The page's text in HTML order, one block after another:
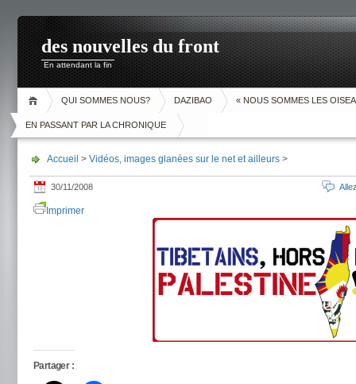
des nouvelles du front
En attendant la fin
QUI SOMMES NOUS? DAZIBAO « NOUS SOMMES LES
EN PASSANT PAR LA CHRONIQUE
Accueil > Vidéos, images glanées sur le net et ailleurs >
30/11/2008
Imprimer
Partager :